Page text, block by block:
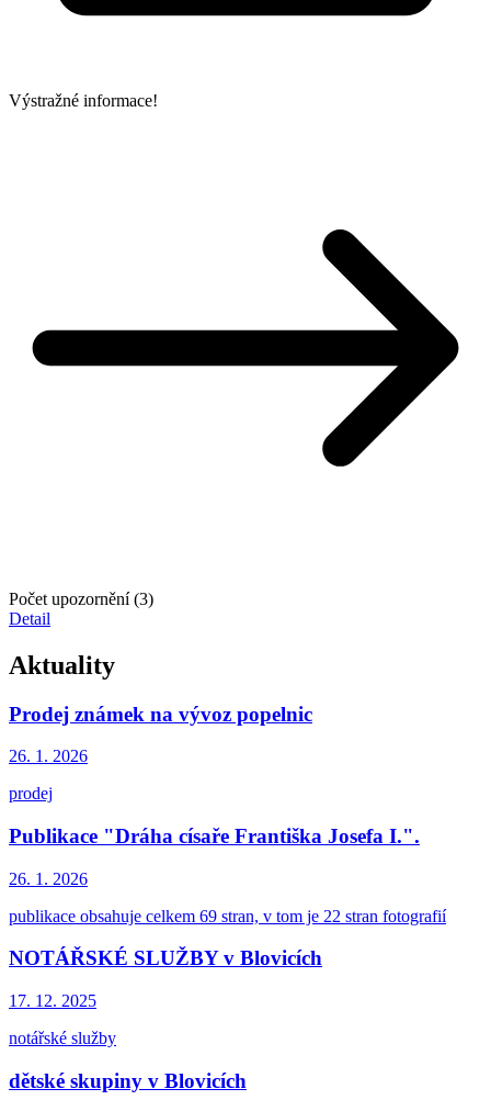
Výstražné informace!
Počet upozornění (3)
Detail
Aktuality
Prodej známek na vývoz popelnic
26. 1. 2026
prodej
Publikace "Dráha císaře Františka Josefa I.".
26. 1. 2026
publikace obsahuje celkem 69 stran, v tom je 22 stran fotografií
NOTÁŘSKÉ SLUŽBY v Blovicích
17. 12. 2025
notářské služby
dětské skupiny v Blovicích